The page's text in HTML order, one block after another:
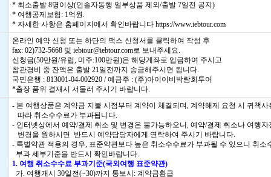
* 최소출발 8명이상(인솔자동행 일부상품 제외/출발 7일전 공지)
* 여행공제보험: 1억원.
* 자세한 사항은 홈페이지에서 확인바랍니다 https://www.iebtour.com
온라인 예약 신청 또는 하단의 팩스 신청서를 클릭하여 작성 후
fax: 02)732-5668 및 iebtour@iebtour.com로 보내주세요.
신청금(50만원/유럽, 미주:100만원)은 해당계좌로 입금하여 주시고
참관경비 중 잔액은 출발 21일전까지 송금해주시면 됩니다.
국민은행 : 813001-04-002920 / 예금주 : (주)아이이비박람회투어
*출장 품위 결재시 서둘러 주시기 바랍니다.
- 본 여행상품은 계약금 지불 시점부터 계약이 체결되며, 계약해제 요청 시 귀책사
따라 취소수수료가 부과됩니다.
- 인터넷상에서 예약/결제 취소 및 변경은 불가능하오니, 예약/결제 취소나 여행자
변경을 원하시면 반드시 예약담당자에게 연락하여 주시기 바랍니다.
- 특별약관 적용의 경우, 표준약관보다 높은 취소수수료가 부과될 수 있으니 취소
부과 세부기준을 반드시 확인바랍니다.
1. 여행 취소수수료 부과기준(국외여행 표준약관)
가. 여행개시 30일전(~30)까지 통보시: 계약금환급